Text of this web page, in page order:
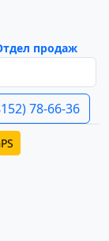
продаж
78-66-36